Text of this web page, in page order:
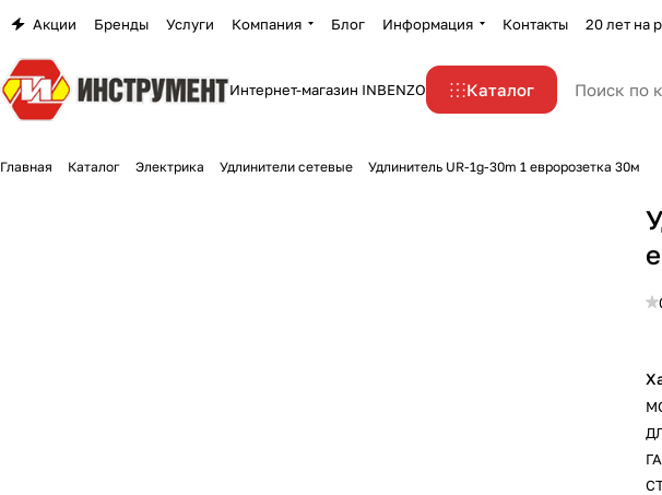
Акции Бренды Услуги Компания Блог Информация Контакты 20 лет на
Интернет-магазин INBENZO Каталог
Главная Каталог Электрика Удлинители сетевые Удлинитель UR-1g-30m 1 евророзетка 30м